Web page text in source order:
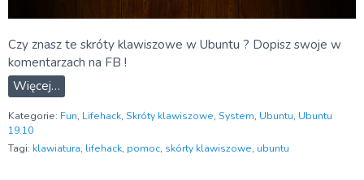
Czy znasz te skróty klawiszowe w Ubuntu ? Dopisz swoje w
komentarzach na FB !
Więcej…
Kategorie: Fun, Lifehack, Skróty klawiszowe, System, Ubuntu, Ubuntu
19.10
Tagi: klawiatura, lifehack, pomoc, skórty klawiszowe, ubuntu